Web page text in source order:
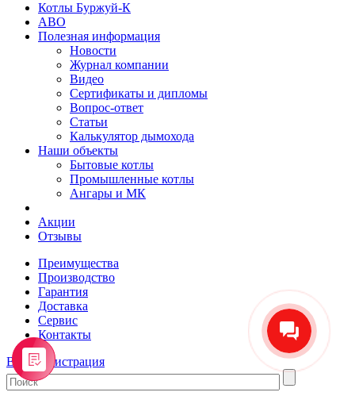
Котлы Буржуй-К
АВО
Полезная информация
Новости
Журнал компании
Видео
Сертификаты и дипломы
Вопрос-ответ
Статьи
Калькулятор дымохода
Наши объекты
Бытовые котлы
Промышленные котлы
Ангары и МК
Акции
Отзывы
Преимущества
Производство
Гарантия
Доставка
Сервис
Контакты
Вход Регистрация